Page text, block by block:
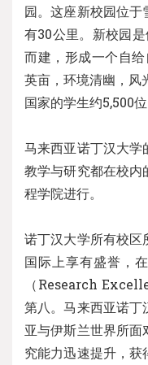
园。这座新校园位于
有30公里。新校园
而建，形成一个自
英亩，环境清幽，风
国家的学生约5,500
马来西亚诺丁汉大学
教学与研究都在校内
程学院进行。
诺丁汉大学所有校区
国际上享有盛誉，
（Research
第八。马来西亚诺丁
亚与伊斯兰世界所
究能力迅速提升，